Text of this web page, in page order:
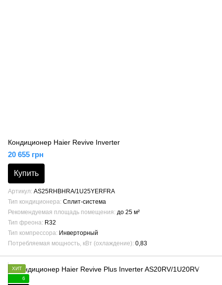
Кондиционер Haier Revive Inverter
20 655 грн
Купить
Артикул AS25RHBHRA/1U25YERFRA
Тип кондиционера Сплит-система
Рекомендуемая площадь помещения до 25 м²
Тип фреона R32
Тип компрессора Инверторный
Потребляемая мощность, кВт (охлаждение) 0,83
ХИТ
6